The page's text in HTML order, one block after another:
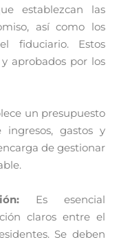
establezcan las
así como los
fiduciario. Estos
aprobados por los
un presupuesto
gastos y
de gestionar
Es esencial
claros entre el
Se deben